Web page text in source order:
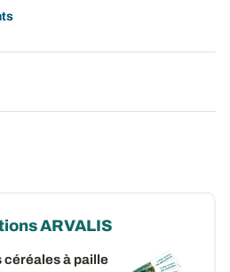
ARVALIS
céréales à paille